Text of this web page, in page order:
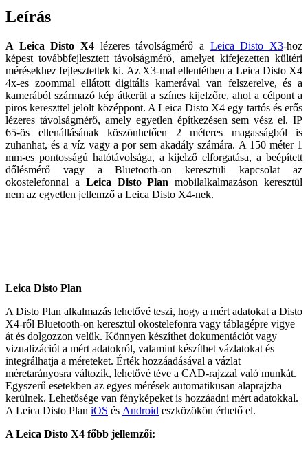
Leírás
A Leica Disto X4 lézeres távolságmérő a Leica Disto X3-hoz
képest továbbfejlesztett távolságmérő, amelyet kifejezetten kültéri
mérésekhez fejlesztettek ki. Az X3-mal ellentétben a Leica Disto X4
4x-es zoommal ellátott digitális kamerával van felszerelve, és a
kamerából származó kép átkerül a színes kijelzőre, ahol a célpont a
piros kereszttel jelölt középpont. A Leica Disto X4 egy tartós és erős
lézeres távolságmérő, amely egyetlen építkezésen sem vész el. IP
65-ös ellenállásának köszönhetően 2 méteres magasságból is
zuhanhat, és a víz vagy a por sem akadály számára. A 150 méter 1
mm-es pontosságú hatótávolsága, a kijelző elforgatása, a beépített
dőlésmérő vagy a Bluetooth-on keresztüli kapcsolat az
okostelefonnal a Leica Disto Plan mobilalkalmazáson keresztül
nem az egyetlen jellemző a Leica Disto X4-nek.
Leica Disto Plan
A Disto Plan alkalmazás lehetővé teszi, hogy a mért adatokat a Disto
X4-ről Bluetooth-on keresztül okostelefonra vagy táblagépre vigye
át és dolgozzon velük. Könnyen készíthet dokumentációt vagy
vizualizációt a mért adatokról, valamint készíthet vázlatokat és
integrálhatja a méreteket. Érték hozzáadásával a vázlat
méretarányosra változik, lehetővé téve a CAD-rajzzal való munkát.
Egyszerű esetekben az egyes mérések automatikusan alaprajzba
kerülnek. Lehetősége van fényképeket is hozzáadni mért adatokkal.
A Leica Disto Plan iOS és Android eszközökön érhető el.
A Leica Disto X4 főbb jellemzői: